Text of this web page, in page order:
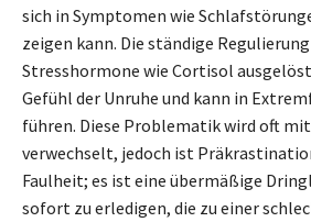
sich in Symptomen wie
zeigen kann. Die ständige
Stresshormone wie Cortisol
Gefühl der Unruhe und kann in
führen. Diese Problematik wird oft
verwechselt, jedoch ist
Faulheit; es ist eine übermäßige
sofort zu erledigen, die zu einer